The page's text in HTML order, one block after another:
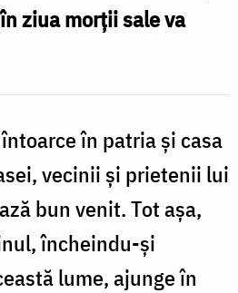
ziua morţii sale va
în patria şi casa
vecinii şi prietenii lui
bun venit. Tot aşa,
încheindu-şi
lume, ajunge în